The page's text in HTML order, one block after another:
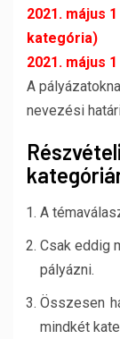
2021. május
kategória)
2021. május
A
nevezési
A
Csak eddig
pályázni.
Összesen
mindkét